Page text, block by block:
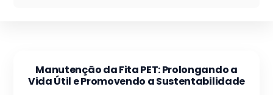
Manutenção da Fita PET: Prolongando a
Vida Útil e Promovendo a Sustentabilidade